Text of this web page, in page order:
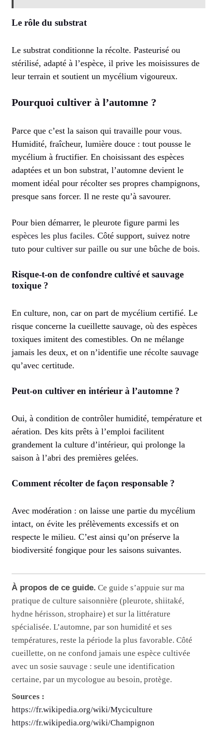
Le rôle du substrat
Le substrat conditionne la récolte. Pasteurisé ou
stérilisé, adapté à l’espèce, il prive les moisissures de
leur terrain et soutient un mycélium vigoureux.
Pourquoi cultiver à l’automne ?
Parce que c’est la saison qui travaille pour vous.
Humidité, fraîcheur, lumière douce : tout pousse le
mycélium à fructifier. En choisissant des espèces
adaptées et un bon substrat, l’automne devient le
moment idéal pour récolter ses propres champignons,
presque sans forcer. Il ne reste qu’à savourer.
Pour bien démarrer, le pleurote figure parmi les
espèces les plus faciles. Côté support, suivez notre
tuto pour cultiver sur paille ou sur une bûche de bois.
Risque-t-on de confondre cultivé et sauvage
toxique ?
En culture, non, car on part de mycélium certifié. Le
risque concerne la cueillette sauvage, où des espèces
toxiques imitent des comestibles. On ne mélange
jamais les deux, et on n’identifie une récolte sauvage
qu’avec certitude.
Peut-on cultiver en intérieur à l’automne ?
Oui, à condition de contrôler humidité, température et
aération. Des kits prêts à l’emploi facilitent
grandement la culture d’intérieur, qui prolonge la
saison à l’abri des premières gelées.
Comment récolter de façon responsable ?
Avec modération : on laisse une partie du mycélium
intact, on évite les prélèvements excessifs et on
respecte le milieu. C’est ainsi qu’on préserve la
biodiversité fongique pour les saisons suivantes.
À propos de ce guide. Ce guide s’appuie sur ma
pratique de culture saisonnière (pleurote, shiitaké,
hydne hérisson, strophaire) et sur la littérature
spécialisée. L’automne, par son humidité et ses
températures, reste la période la plus favorable. Côté
cueillette, on ne confond jamais une espèce cultivée
avec un sosie sauvage : seule une identification
certaine, par un mycologue au besoin, protège.
Sources :
https://fr.wikipedia.org/wiki/Myciculture
https://fr.wikipedia.org/wiki/Champignon